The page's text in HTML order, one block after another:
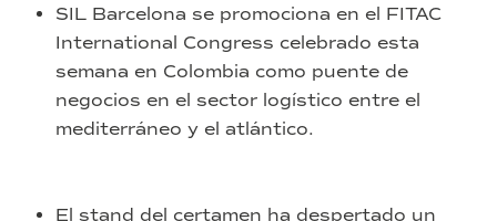
SIL Barcelona se promociona en el FITAC
International Congress celebrado esta
semana en Colombia como puente de
negocios en el sector logístico entre el
mediterráneo y el atlántico.
El stand del certamen ha despertado un